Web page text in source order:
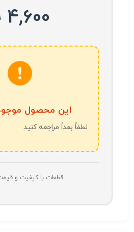
4,600
این محصول
لطفاً بعداً مراجعه کنید
قطعات با کیفیت و